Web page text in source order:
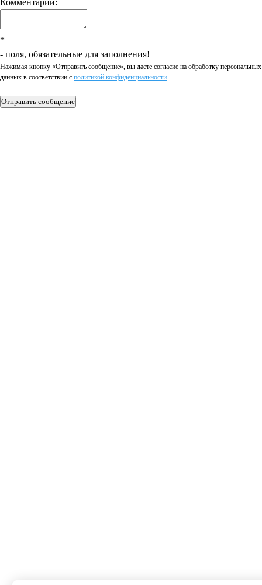
Комментарий:
*
- поля, обязательные для заполнения!
Нажимая кнопку «Отправить сообщение», вы даете согласие на обработку персональных
данных в соответствии c политикой конфиденциальности
Отправить сообщение